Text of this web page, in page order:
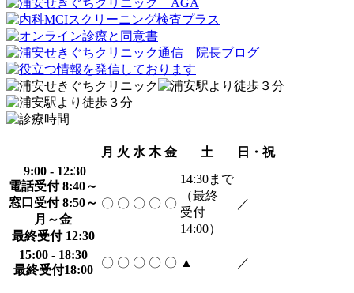
月 火 水 木 金 土
日・祝
9:00 - 12:30
電話受付 8:40～
窓口受付 8:50～
月～金
最終受付 12:30
〇 〇 〇 〇 〇
14:30まで
（最終
受付
14:00）
／
15:00 - 18:30
最終受付18:00
〇 〇 〇 〇 〇 ▲ ／